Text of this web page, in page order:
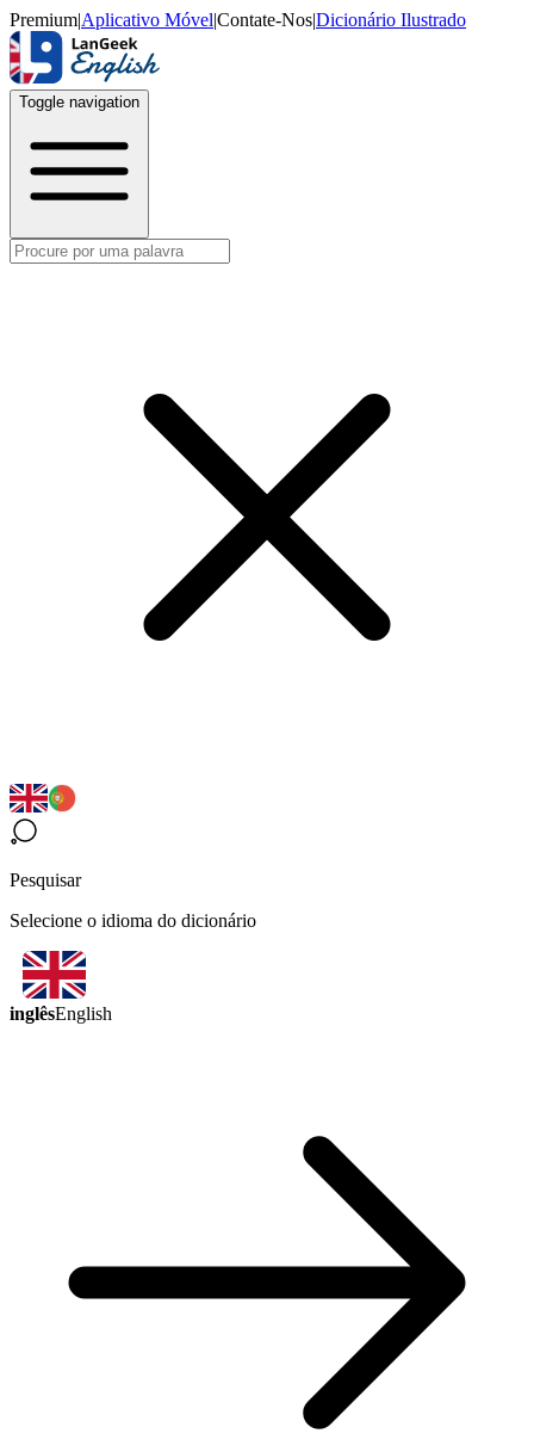
Premium|Aplicativo Móvel|Contate-Nos|Dicionário Ilustrado
Toggle navigation
Pesquisar
Selecione o idioma do dicionário
inglêsEnglish